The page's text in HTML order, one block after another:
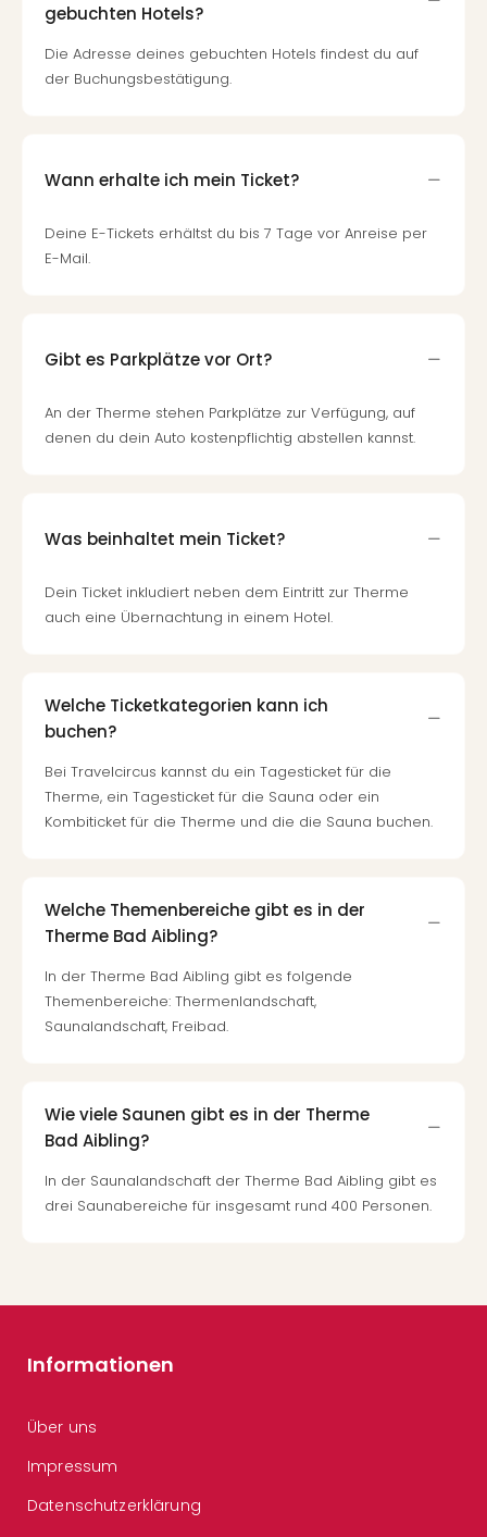
gebuchten Hotels?
Die Adresse deines gebuchten Hotels findest du auf
der Buchungsbestätigung.
Wann erhalte ich mein Ticket?
Deine E-Tickets erhältst du bis 7 Tage vor Anreise per
E-Mail.
Gibt es Parkplätze vor Ort?
An der Therme stehen Parkplätze zur Verfügung, auf
denen du dein Auto kostenpflichtig abstellen kannst.
Was beinhaltet mein Ticket?
Dein Ticket inkludiert neben dem Eintritt zur Therme
auch eine Übernachtung in einem Hotel.
Welche Ticketkategorien kann ich
buchen?
Bei Travelcircus kannst du ein Tagesticket für die
Therme, ein Tagesticket für die Sauna oder ein
Kombiticket für die Therme und die die Sauna buchen.
Welche Themenbereiche gibt es in der
Therme Bad Aibling?
In der Therme Bad Aibling gibt es folgende
Themenbereiche: Thermenlandschaft,
Saunalandschaft, Freibad.
Wie viele Saunen gibt es in der Therme
Bad Aibling?
In der Saunalandschaft der Therme Bad Aibling gibt es
drei Saunabereiche für insgesamt rund 400 Personen.
Informationen
Über uns
Impressum
Datenschutzerklärung